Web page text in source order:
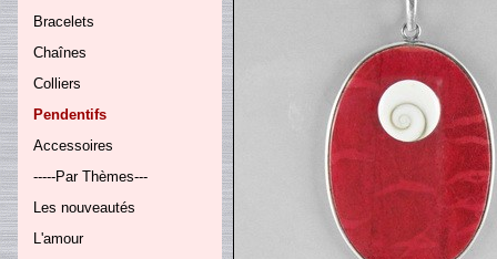
Bracelets
Chaînes
Colliers
Pendentifs
Accessoires
-----Par Thèmes---
Les nouveautés
L'amour